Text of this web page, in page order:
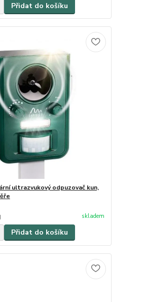
Přidat do košíku
ultrazvukový odpuzovač kun,
skladem
Přidat do košíku